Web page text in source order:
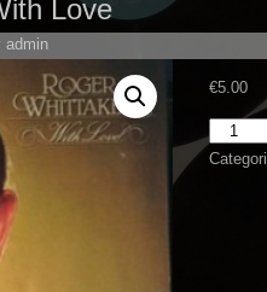
Love
admin
€5.00
Roger